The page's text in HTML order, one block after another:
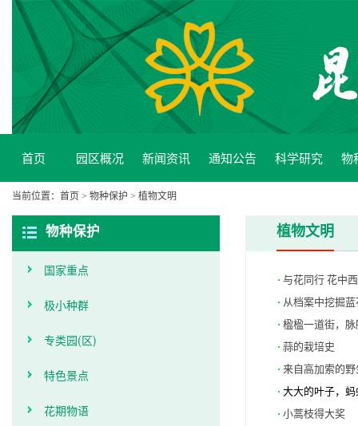
首页 园区概况 新闻资讯 通知公告 科学研究 物
当前位置： 首页 > 物种保护 > 植物文明
物种保护
国家重点
极小种群
专类园(区)
特色景点
花期物语
植物文明
与花同行 花中
从档案中挖掘
楹楹一道街，
蒜的栽培史
来自高加索的
大大的叶子，蚂
小蒿枝得大奖